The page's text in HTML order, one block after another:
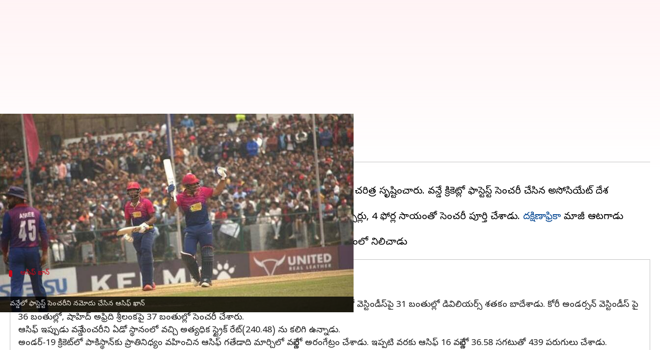
వన్డేలో ఫాస్టెస్ట్ సెంచరీని నమోదు చేసిన ఆసిఫ్ ఖాన్
వన్డేల్లో ఫాస్టెస్ట్ సెంచరీతో యూఏఈ ఆటగాడు ఆసిఫ్ ఖాన్ రికార్డు
వ్రాసిన వారు Jayachandra Akuri Mar 16, 2023 06:00 pm
ఈ వార్తాకథనం ఏంటి
కీర్తిపూర్‌లో నేపాల్‌తో జరిగిన క్రికెట్ వరల్డ్ కప్ లీగ్ 2 మ్యాచ్‌లో యుఏఈ ఆటగాడు ఆసిఫ్ ఖాన్ చరిత్ర సృష్టించారు. వన్డే క్రికెట్లో ఫాస్టెస్ట్ సెంచరీ చేసిన అసోసియేట్ దేశ
ఆటగాడిగా చరిత్రకెక్కాడు.
41 బంతుల్లోనే సెంచరీ చేసి రికార్డులను బద్దలు కొట్టాడు. ఏడో నెంబర్ లో బరిలోకి దిగి 11 సిక్సర్లు, 4 ఫోర్ల సాయంతో సెంచరీ పూర్తి చేశాడు. దక్షిణాఫ్రికా మాజీ ఆటగాడు
మార్క్ బౌచర్ 44 బంతుల్లో చేసిన రికార్డును చెరిపేశాడు.
ఆసిఫ్ ఖాన్
ఆసిఫ్ ఖాన్ సాధించిన రికార్డులివే
వన్డే క్రికెట్‌లో ఫాస్టెస్ట్ సెంచరీ గతంలో దక్షిణాఫ్రికా స్టార్ బ్యాటర్ ఏబీ డివిలియర్స్ పేరిట ఉండేది. 2015లో వెస్టిండీస్‌పై 31 బంతుల్లో డివిలియర్స్ శతకం బాదేశాడు. కోరీ అండర్సన్ వెస్టిండీస్ పై
36 బంతుల్లో, షాహిద్ అఫ్రిది శ్రీలంకపై 37 బంతుల్లో సెంచరీ చేశారు.
ఆసిఫ్ ఇప్పుడు వన్డే సెంచరీని ఏడో స్థానంలో వచ్చి అత్యధిక స్ట్రైక్ రేట్‌(240.48) ను కలిగి ఉన్నాడు.
అండర్-19 క్రికెట్‌లో పాకిస్థాన్‌కు ప్రాతినిధ్యం వహించిన ఆసిఫ్ గతేడాది మార్చిలో వన్డేల్లో అరంగేట్రం చేశాడు. ఇప్పటి వరకు ఆసిఫ్ 16 వన్డేల్లో 36.58 సగటుతో 439 పరుగులు చేశాడు.